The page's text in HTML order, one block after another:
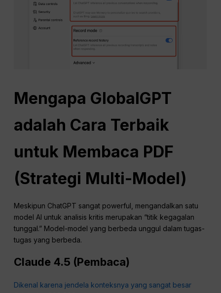
Mengapa GlobalGPT
adalah Cara Terbaik
untuk Membaca PDF
(Strategi Multi-Model)
Meskipun ChatGPT sangat powerful, mengandalkan satu
model AI untuk analisis kritis merupakan “titik kegagalan
tunggal.” Model-model yang berbeda unggul dalam tugas-
tugas yang berbeda.
Claude 4.5 (Pembaca)
Dikenal karena jendela konteksnya yang sangat besar